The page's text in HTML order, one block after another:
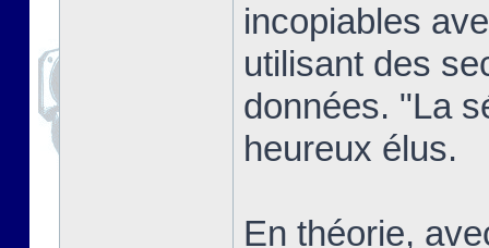
incopiables
utilisant des
données. "La
heureux élus.
En théorie,